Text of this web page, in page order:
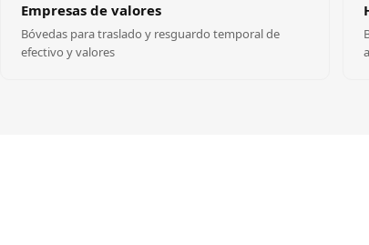
Empresas de valores
Bóvedas para traslado y resguardo temporal de
efectivo y valores